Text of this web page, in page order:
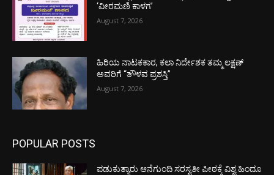
‘ವೀರಮಣಿ ಕಾಳಗ’
August 7, 2026
ಹಿರಿಯ ನಾಟಕಕಾರ, ಕಲಾ ನಿರ್ದೇಶಕ ತಮ್ಮ ಲಕ್ಷಣ್
ಅವರಿಗೆ “ತೌಳವ ಪ್ರಶಸ್ತಿ”
August 7, 2026
POPULAR POSTS
ಪಡುಕುತ್ಯಾರು ಆನೆಗುಂದಿ ಸರಸ್ವತೀ ಪೀಠಕ್ಕೆ ವಿಶ್ವ ಹಿಂದೂ